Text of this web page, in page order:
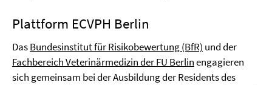
Plattform ECVPH Berlin
DasBundesinstitut für Risikobewertung (BfR) und der
Fachbereich Veterinärmedizin der FU Berlinengagieren
sich gemeinsam bei der Ausbildung der Residents des